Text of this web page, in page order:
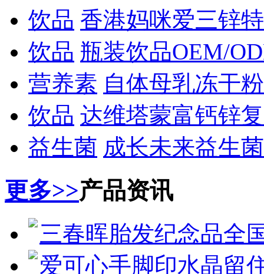
饮品 香港妈咪爱三锌
饮品 瓶装饮品OEM/
营养素 自体母乳冻干
饮品 达维塔蒙富钙锌
益生菌 成长未来益生
更多>>产品资讯
三春晖胎发纪念品全
爱可心手脚印水晶留